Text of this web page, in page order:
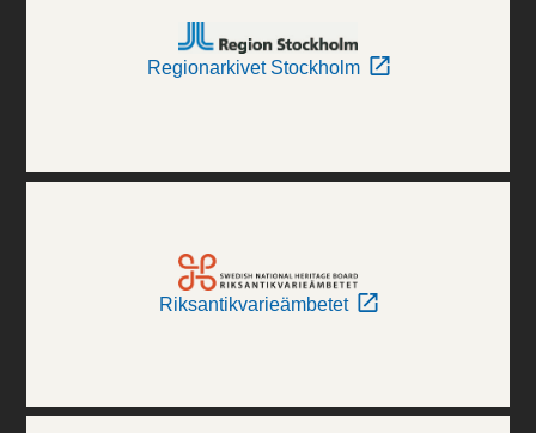
Regionarkivet Stockholm
Riksantikvarieämbetet